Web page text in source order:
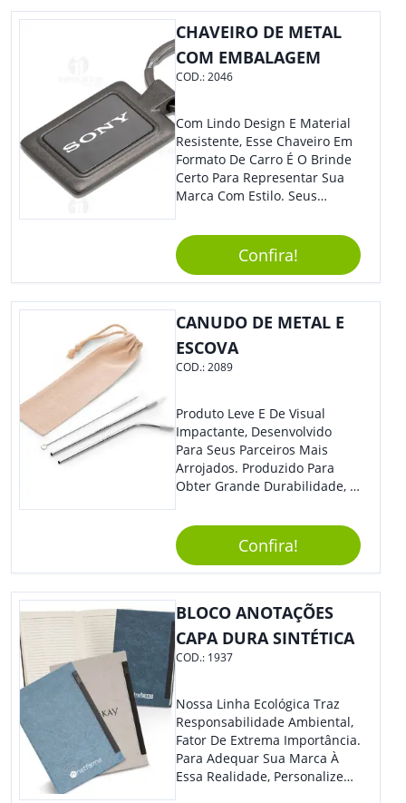
CHAVEIRO DE METAL
COM EMBALAGEM
COD.:2046
Com Lindo Design E Material
Resistente, Esse Chaveiro Em
Formato De Carro É O Brinde
Certo Para Representar Sua
Marca Com Estilo. Seus
Adorar.
Confira!
CANUDO DE METAL E
ESCOVA
COD.:2089
Produto Leve E De Visual
Impactante, Desenvolvido
Para Seus Parceiros Mais
Arrojados. Produzido Para
Obter Grande Durabilidade, É
Sua Marca De Forma Estilosa,
Agregando Valor Para Sua
Empresa Em Eventos.
Confira!
BLOCO ANOTAÇÕES
CAPA DURA SINTÉTICA
COD.: 1937
Nossa Linha Ecológica Traz
Responsabilidade Ambiental,
Fator De Extrema Importância.
Para Adequar Sua Marca À
Essa Realidade, Personalize